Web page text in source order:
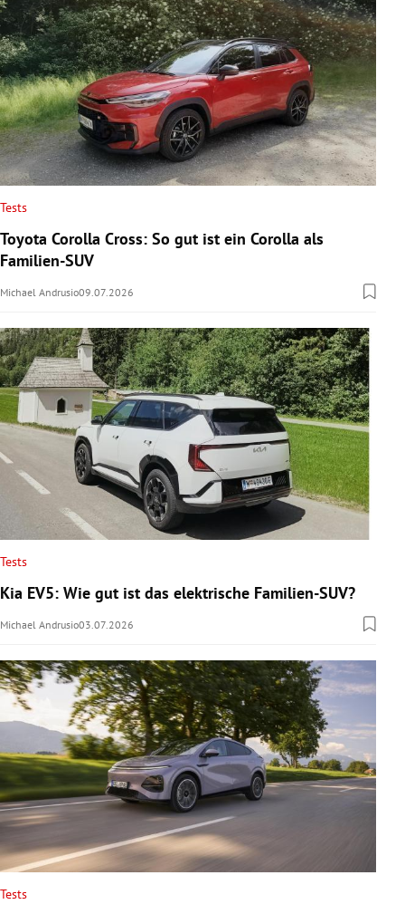
Tests
Toyota Corolla Cross: So gut ist ein Corolla als
Familien-SUV
Michael Andrusio09.07.2026
Tests
Kia EV5: Wie gut ist das elektrische Familien-SUV?
Michael Andrusio03.07.2026
Tests